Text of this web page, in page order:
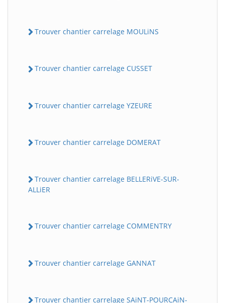
Trouver chantier carrelage MOULiNS
Trouver chantier carrelage CUSSET
Trouver chantier carrelage YZEURE
Trouver chantier carrelage DOMERAT
Trouver chantier carrelage BELLERiVE-SUR-
ALLiER
Trouver chantier carrelage COMMENTRY
Trouver chantier carrelage GANNAT
Trouver chantier carrelage SAiNT-POURCAiN-